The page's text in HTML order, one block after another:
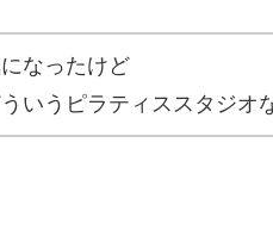
なったけど
ういうピラティススタジオ